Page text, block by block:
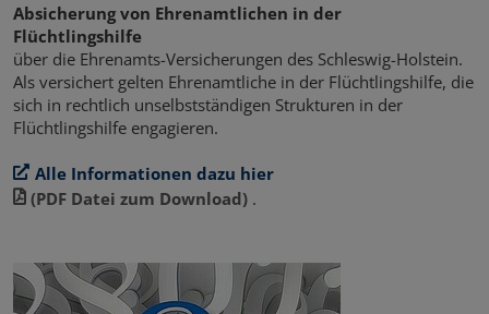
Absicherung von Ehrenamtlichen in der
Flüchtlingshilfe
über die Ehrenamts-Versicherungen des Schleswig-Holstein.
Als versichert gelten Ehrenamtliche in der Flüchtlingshilfe, die
sich in rechtlich unselbstständigen Strukturen in der
Flüchtlingshilfe engagieren.
Alle Informationen dazu hier
(PDF Datei zum Download).